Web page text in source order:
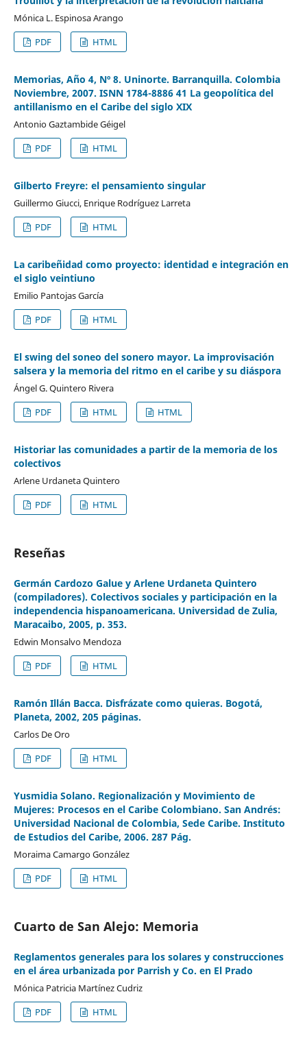
Mónica L. Espinosa Arango
PDF
HTML
Memorias, Año 4, Nº 8. Uninorte. Barranquilla. Colombia
Noviembre, 2007. ISNN 1784-8886 41 La geopolítica del
antillanismo en el Caribe del siglo XIX
Antonio Gaztambide Géigel
PDF
HTML
Gilberto Freyre: el pensamiento singular
Guillermo Giucci, Enrique Rodríguez Larreta
PDF
HTML
La caribeñidad como proyecto: identidad e integración en
el siglo veintiuno
Emilio Pantojas García
PDF
HTML
El swing del soneo del sonero mayor. La improvisación
salsera y la memoria del ritmo en el caribe y su diáspora
Ángel G. Quintero Rivera
PDF
HTML HTML
Historiar las comunidades a partir de la memoria de los
colectivos
Arlene Urdaneta Quintero
PDF
HTML
Reseñas
Germán Cardozo Galue y Arlene Urdaneta Quintero
(compiladores). Colectivos sociales y participación en la
independencia hispanoamericana. Universidad de Zulia,
Maracaibo, 2005, p. 353.
Edwin Monsalvo Mendoza
PDF
HTML
Ramón Illán Bacca. Disfrázate como quieras. Bogotá,
Planeta, 2002, 205 páginas.
Carlos De Oro
PDF
HTML
Yusmidia Solano. Regionalización y Movimiento de
Mujeres: Procesos en el Caribe Colombiano. San Andrés:
Universidad Nacional de Colombia, Sede Caribe. Instituto
de Estudios del Caribe, 2006. 287 Pág.
Moraima Camargo González
PDF
HTML
Cuarto de San Alejo: Memoria
Reglamentos generales para los solares y construcciones
en el área urbanizada por Parrish y Co. en El Prado
Mónica Patricia Martínez Cudriz
PDF
HTML